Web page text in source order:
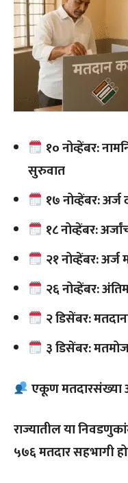
१० नोव्हेंबर:
सुरुवात
१७ नोव्हेंबर:
१८ नोव्हेंबर:
२१ नोव्हेंबर:
२६ नोव्हेंबर:
२ डिसेंबर:
३ डिसेंबर:
एकूण मतदारसंख्या
राज्यातील या
५७६ मतदार सहभागी